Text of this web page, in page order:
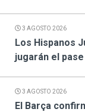
3 AGOSTO 2026
Los Hispanos
jugarán el
3 AGOSTO 2026
El Barça